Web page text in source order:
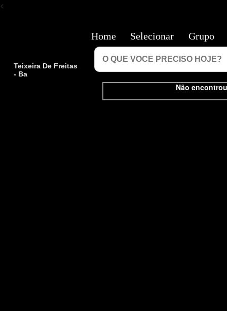
<
Teixeira De Freitas
- Ba
Não
Home Selecionar Grupo